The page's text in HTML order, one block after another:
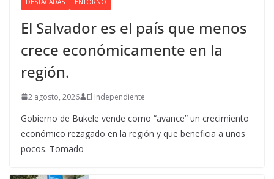
El Salvador es el país que menos
crece económicamente en la
región.
2 agosto, 2026 El Independiente
Gobierno de Bukele vende como “avance” un crecimiento
económico rezagado en la región y que beneficia a unos
pocos. Tomado